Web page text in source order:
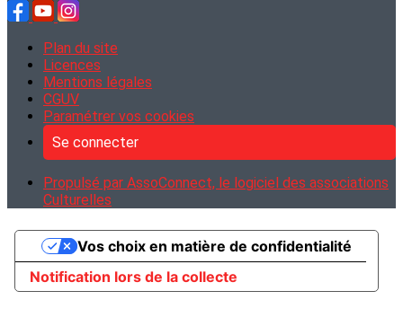
Plan du site
Licences
Mentions légales
CGUV
Paramétrer vos cookies
Se connecter
Propulsé par AssoConnect, le logiciel des associations
Culturelles
Notification lors de la collecte
Vos choix en matière de confidentialité